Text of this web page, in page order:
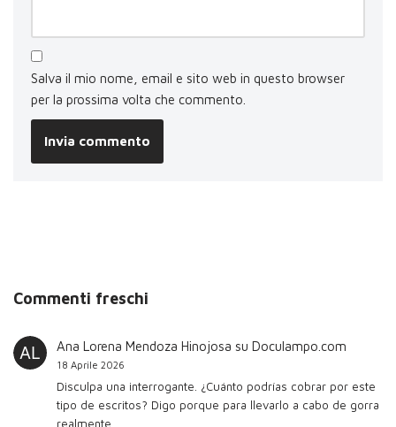
Salva il mio nome, email e sito web in questo browser
per la prossima volta che commento.
Commenti freschi
Ana Lorena Mendoza Hinojosa su Doculampo.com
18 Aprile 2026
Disculpa una interrogante. ¿Cuánto podrías cobrar por este
tipo de escritos? Digo porque para llevarlo a cabo de gorra
realmente…